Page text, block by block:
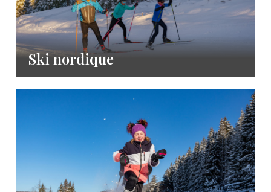
Ski nordique